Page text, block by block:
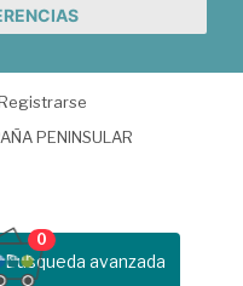
PENINSULAR
Busqueda avanzada
0